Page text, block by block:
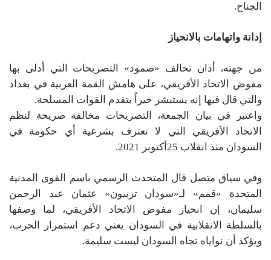
الجناح.
إدانة واتهامات بالانحياز
من جهته، أدان تحالف «صمود» التصريحات التي أدلى بها
مفوض الاتحاد الأفريقي، على هامش القمة العربية في بغداد
والتي قال فيها إنه يستبشر خيراً بتقدم القوات المسلحة.
واعتبر في بيان الجمعة، التصريحات مخالفة صريحة لنظم
الاتحاد الأفريقي التي لا تعترف بشرعية أي حكومة في
السودان منذ انقلاب 25أكتوبر 2021.
وفي سياق متصل قال المتحدث الرسمي باسم القوى المدنية
المتحدة «قمم» لـ«سودان تربيون» عثمان عبد الرحمن
سليمان، إن انحياز مفوض الاتحاد الأفريقي، لما وصفها
بالسلطة الانقلابية في السودان يعني دعم استمرار الحرب،
ويؤكد أن نواياه تجاه السودان ليست سليمة.